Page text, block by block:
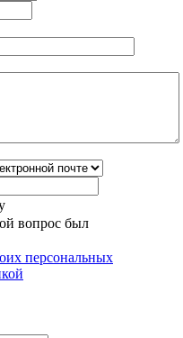
вопрос был
персональных